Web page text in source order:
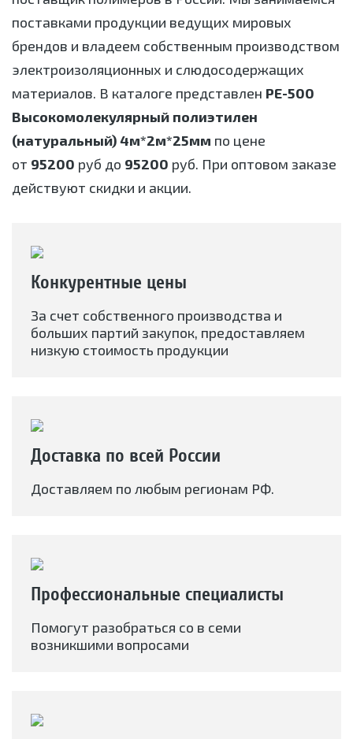
поставками продукции ведущих мировых
брендов и владеем собственным производством
электроизоляционных и слюдосодержащих
материалов. В каталоге представлен РЕ-500
Высокомолекулярный полиэтилен
(натуральный) 4м*2м*25мм по цене
от 95200 руб до 95200 руб. При оптовом заказе
действуют скидки и акции.
Конкурентные цены
За счет собственного производства и
больших партий закупок, предоставляем
низкую стоимость продукции
Доставка по всей России
Доставляем по любым регионам РФ.
Профессиональные специалисты
Помогут разобраться со в семи
возникшими вопросами